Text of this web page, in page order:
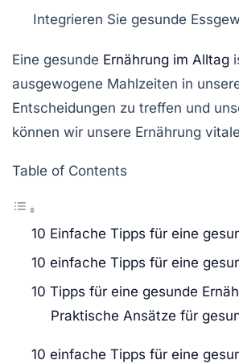
Integrieren Sie gesunde
Eine gesunde Ernährung im Alltag
ausgewogene Mahlzeiten in
Entscheidungen zu treffen und
können wir unsere Ernährung
Table of Contents
10 Einfache Tipps für eine
10 einfache Tipps für eine
10 Tipps für eine gesunde
Praktische Ansätze für
10 einfache Tipps für eine